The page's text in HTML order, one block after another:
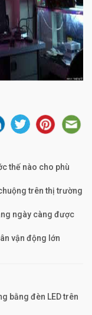
thế nào cho phù
trên thị trường
ngày càng được
vận động lớn
bằng đèn LED trên